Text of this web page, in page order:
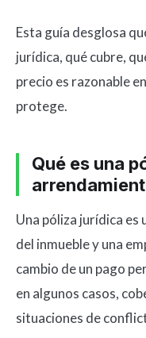
Esta guía desglosa
jurídica, qué cubre,
precio es razonable
protege.
Qué es una
Una póliza jurídica
del inmueble y una
cambio de un pago
en algunos casos,
situaciones de